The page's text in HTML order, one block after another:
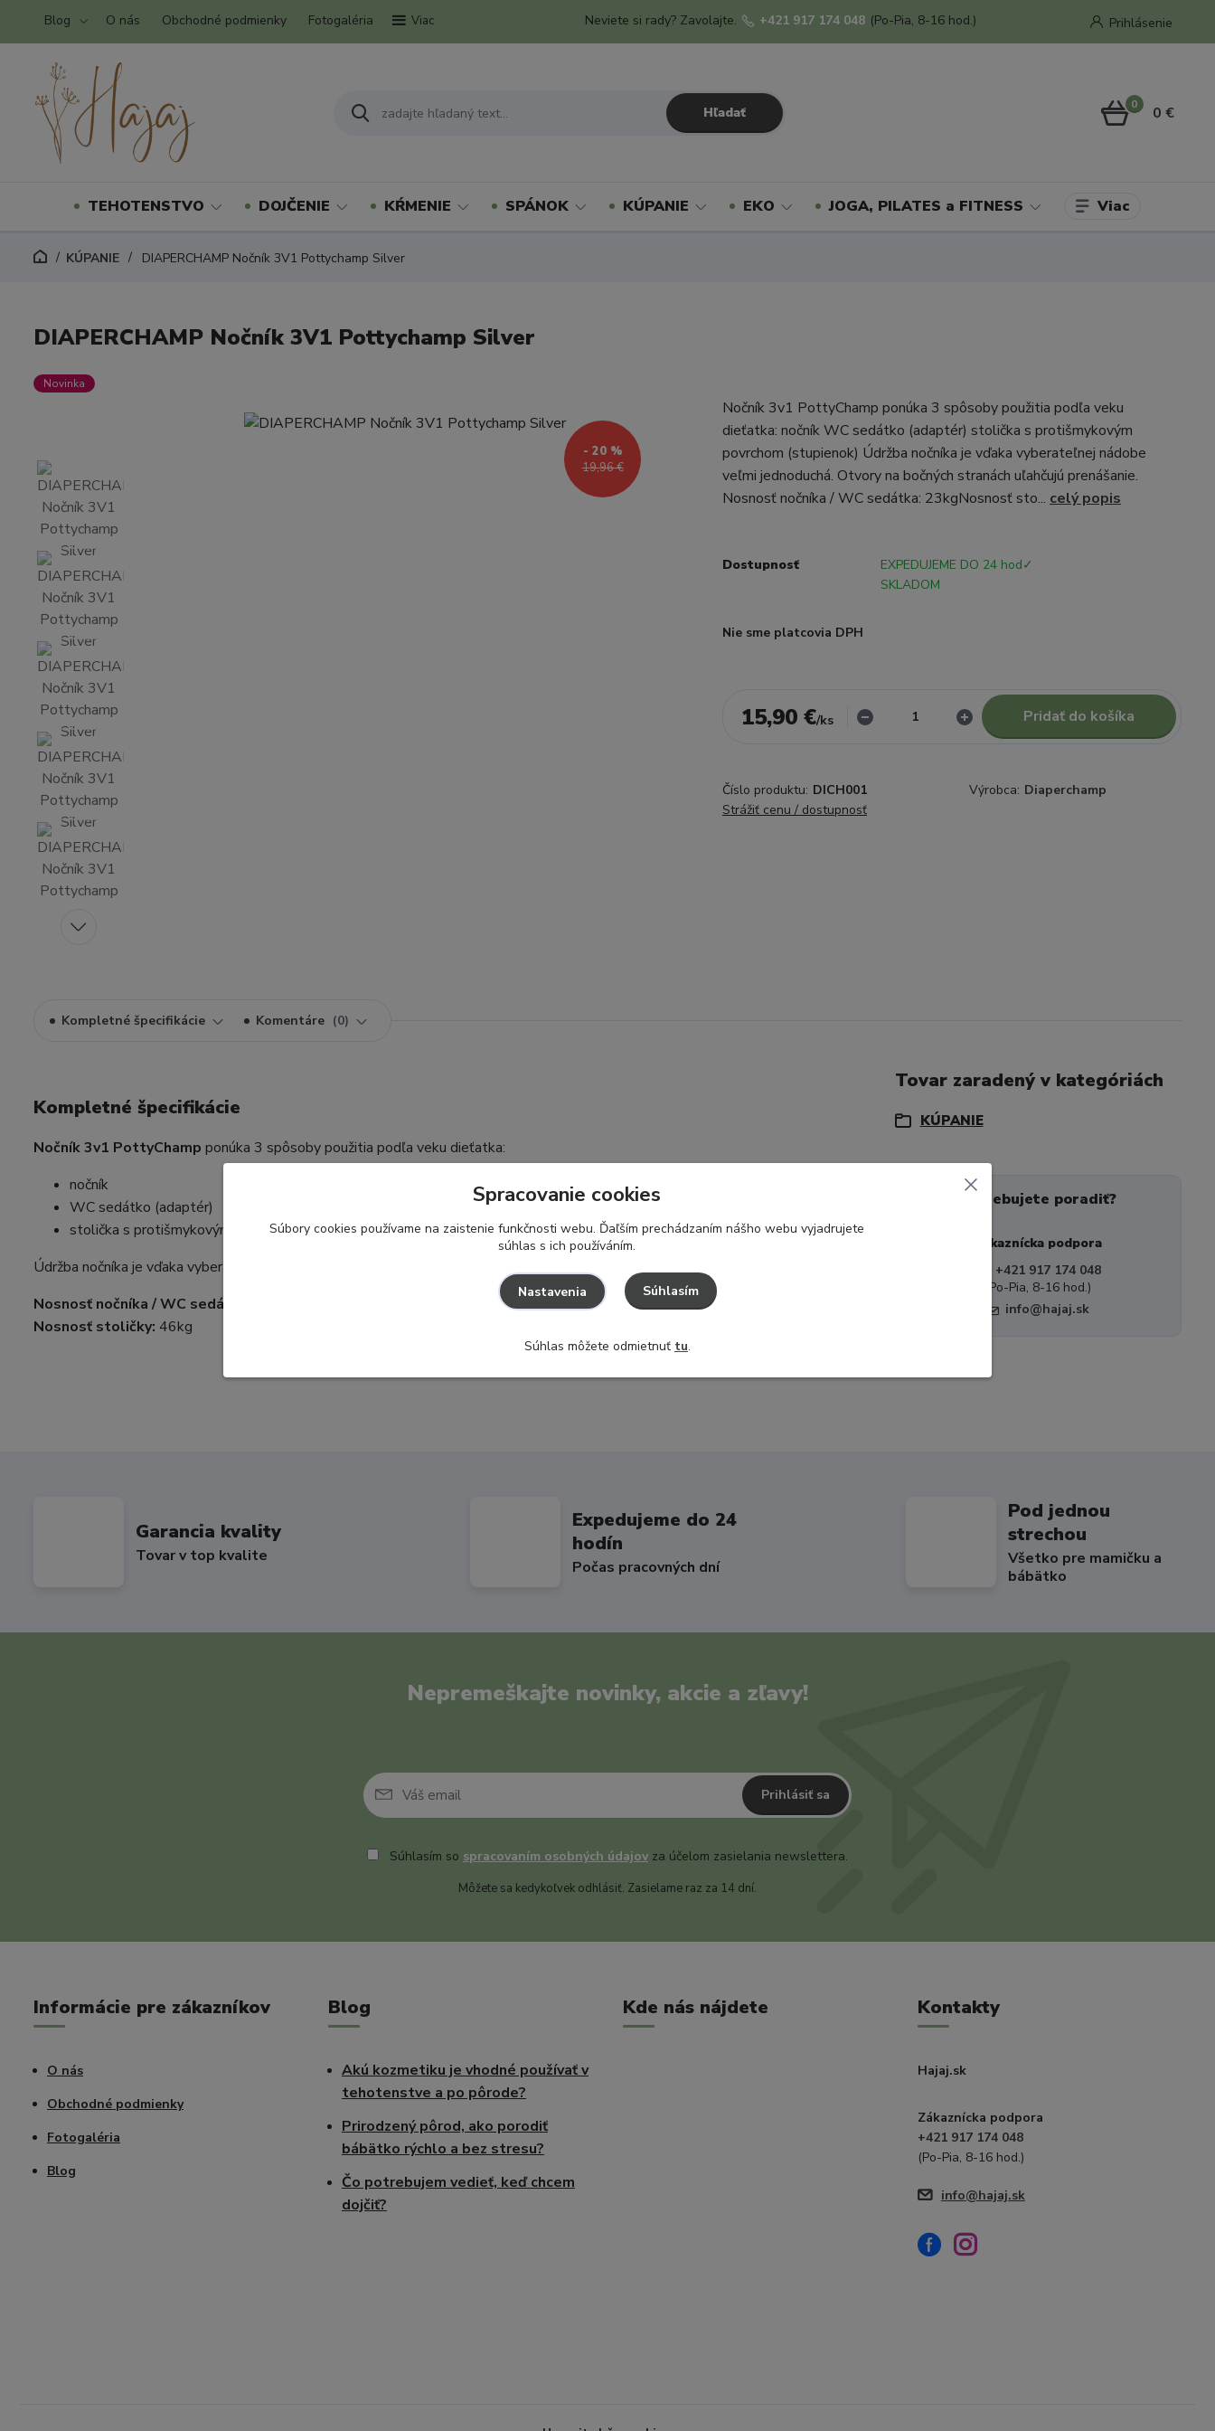
Blog O nás Obchodné podmienky Fotogaléria Viac Prihlásenie
Hľadať
Neviete si rady? Zavolajte. +421 917 174 048 (Po-Pia, 8-16 hod.)
0 0 €
TEHOTENSTVO DOJČENIE KŔMENIE SPÁNOK KÚPANIE EKO JOGA, PILATES a FITNESS Viac
KÚPANIE DIAPERCHAMP Nočník 3V1 Pottychamp Silver
DIAPERCHAMP Nočník 3V1 Pottychamp Silver
Novinka
19,96 €
- 20 %
Nočník 3v1 PottyChamp ponúka 3 spôsoby použitia podľa veku
dieťatka: nočník WC sedátko (adaptér) stolička s protišmykovým
povrchom (stupienok) Údržba nočníka je vďaka vyberateľnej nádobe
veľmi jednoduchá. Otvory na bočných stranách uľahčujú prenášanie.
Nosnosť nočníka / WC sedátka: 23kgNosnosť sto... celý popis
Dostupnosť
EXPEDUJEME DO 24 hod✓
SKLADOM
Nie sme platcovia DPH
15,90 €/ks Pridať do košíka
Číslo produktu: DICH001 Výrobca: Diaperchamp
Strážiť cenu / dostupnosť
Kompletné špecifikácie Komentáre 0
Kompletné špecifikácie
Nočník 3v1 PottyChamp ponúka 3 spôsoby použitia podľa veku dieťatka:
nočník
WC sedátko (adaptér)
stolička s protišmykovým povrchom (stupienok)
Údržba nočníka je vďaka vyberateľnej nádobe veľmi jednoduchá. Otvory na bočných stranách uľahčujú prenášanie.
Nosnosť nočníka / WC sedátka:
Nosnosť stoličky: 46kg
Tovar zaradený v kategóriách
KÚPANIE
Potrebujete poradiť?
Zákaznícka podpora
+421 917 174 048
(Po-Pia, 8-16 hod.)
info@hajaj.sk
Garancia kvality
Tovar v top kvalite
Expedujeme do 24
hodín
Počas pracovných dní
Pod jednou
strechou
Všetko pre mamičku a
bábätko
Nepremeškajte novinky, akcie a zľavy!
Prihlásiť sa
Súhlasím so spracovaním osobných údajov za účelom zasielania newslettera.
Môžete sa kedykoľvek odhlásiť. Zasielame raz za 14 dní.
Informácie pre zákazníkov
O nás
Obchodné podmienky
Fotogaléria
Blog
Blog
Akú kozmetiku je vhodné používať v
tehotenstve a po pôrode?
Prirodzený pôrod, ako porodiť
bábätko rýchlo a bez stresu?
Čo potrebujem vedieť, keď chcem
dojčiť?
Kde nás nájdete Kontakty
Hajaj.sk
Zákaznícka podpora
+421 917 174 048
(Po-Pia, 8-16 hod.)
info@hajaj.sk
Spracovanie cookies
Súbory cookies používame na zaistenie funkčnosti webu. Ďaľším prechádzaním nášho webu vyjadrujete
súhlas s ich používáním.
Nastavenia Súhlasím
Súhlas môžete odmietnuť tu.